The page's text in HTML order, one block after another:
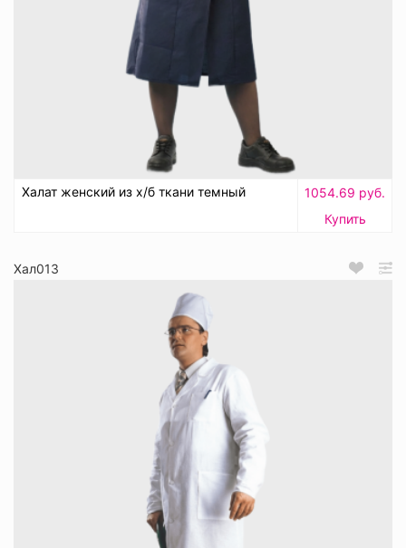
Халат женский из х/б ткани темный
1054.69 руб.
Купить
Хал013